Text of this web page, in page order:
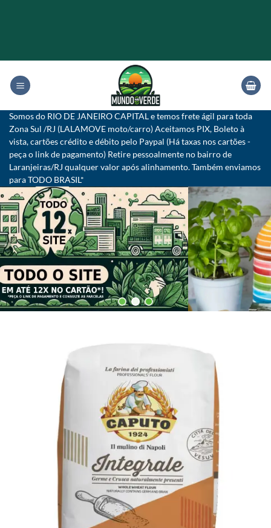
content
Somos do RIO DE JANEIRO CAPITAL e temos frete ágil para toda
Zona Sul /RJ (LALAMOVE moto/carro) Aceitamos PIX, Boleto à
vista, cartões crédito e débito pelo Paypal (Há taxas nos cartões -
peça o link de pagamento) Retire pessoalmente no bairro de
Laranjeiras/RJ qualquer valor após alinhamento. Também enviamos
para TODO BRASIL*